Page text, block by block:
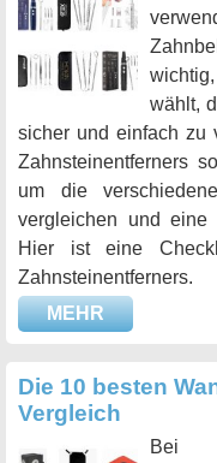
wählt,
sicher und einfach zu
Zahnsteinentferners
um die
vergleichen und eine
Hier ist eine
Zahnsteinentferners.
MEHR
Die 10 besten
Vergleich
Bei